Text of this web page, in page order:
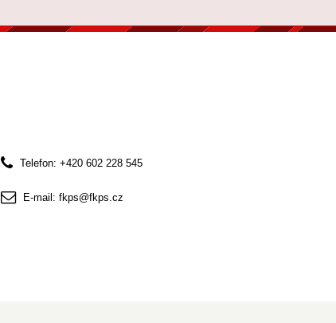
Telefon: +420 602 228 545
E-mail: fkps@fkps.cz